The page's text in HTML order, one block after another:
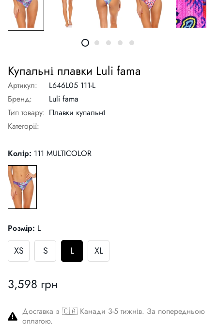
Купальні плавки Luli fama
Артикул:
L646L05 111-L
Бренд:
Luli fama
Тип товару: Плавки купальні
Категорії:
Колір: 111 MULTICOLOR
Розмір: L
XS S L XL
Звичайна
3,598 грн
Доставка з 🇨🇦 Канади 3-5 тижнів. За попередньою
оплатою.